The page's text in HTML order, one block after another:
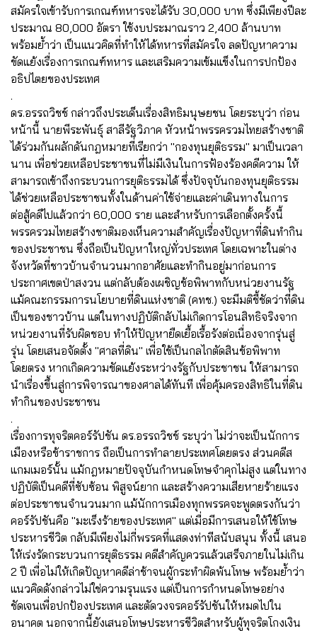
สมัครใจเข้ารับการเกณฑ์ทหารจะได้รับ 30,000 บาท ซึ่งมีเพียงปีละ
ประมาณ 80,000 อัตรา ใช้งบประมาณราว 2,400 ล้านบาท
พร้อมย้ำว่า เป็นแนวคิดที่ทำให้ได้ทหารที่สมัครใจ ลดปัญหาความ
ขัดแย้งเรื่องการเกณฑ์ทหาร และเสริมความเข้มแข็งในการปกป้อง
อธิปไตยของประเทศ
.
ดร.อรรถวิชช์ กล่าวถึงประเด็นเรื่องสิทธิมนุษยชน โดยระบุว่า ก่อน
หน้านี้ นายพีระพันธุ์ สาลีรัฐวิภาค หัวหน้าพรรครวมไทยสร้างชาติ
ได้ร่วมกันผลักดันกฎหมายที่เรียกว่า "กองทุนยุติธรรม" มาเป็นเวลา
นาน เพื่อช่วยเหลือประชาชนที่ไม่มีเงินในการฟ้องร้องคดีความ ให้
สามารถเข้าถึงกระบวนการยุติธรรมได้ ซึ่งปัจจุบันกองทุนยุติธรรม
ได้ช่วยเหลือประชาชนทั้งในด้านค่าใช้จ่ายและค่าเดินทางในการ
ต่อสู้คดีไปแล้วกว่า 60,000 ราย และสำหรับการเลือกตั้งครั้งนี้
พรรครวมไทยสร้างชาติมองเห็นความสำคัญเรื่องปัญหาที่ดินทำกิน
ของประชาชน ซึ่งถือเป็นปัญหาใหญ่ทั่วประเทศ โดยเฉพาะในต่าง
จังหวัดที่ชาวบ้านจำนวนมากอาศัยและทำกินอยู่มาก่อนการ
ประกาศเขตป่าสงวน แต่กลับต้องเผชิญข้อพิพาทกับหน่วยงานรัฐ
แม้คณะกรรมการนโยบายที่ดินแห่งชาติ (คทช.) จะมีมติชี้ชัดว่าที่ดิน
เป็นของชาวบ้าน แต่ในทางปฏิบัติกลับไม่เกิดการโอนสิทธิจริงจาก
หน่วยงานที่รับผิดชอบ ทำให้ปัญหายืดเยื้อเรื้อรังต่อเนื่องจากรุ่นสู่
รุ่น โดยเสนอจัดตั้ง "ศาลที่ดิน" เพื่อใช้เป็นกลไกตัดสินข้อพิพาท
โดยตรง หากเกิดความขัดแย้งระหว่างรัฐกับประชาชน ให้สามารถ
นำเรื่องขึ้นสู่การพิจารณาของศาลได้ทันที เพื่อคุ้มครองสิทธิในที่ดิน
ทำกินของประชาชน
.
เรื่องการทุจริตคอร์รัปชัน ดร.อรรถวิชช์ ระบุว่า ไม่ว่าจะเป็นนักการ
เมืองหรือข้าราชการ ถือเป็นการทำลายประเทศโดยตรง ส่วนคดีส
แกมเมอร์นั้น แม้กฎหมายปัจจุบันกำหนดโทษจำคุกไม่สูง แต่ในทาง
ปฏิบัติเป็นคดีที่ซับซ้อน พิสูจน์ยาก และสร้างความเสียหายร้ายแรง
ต่อประชาชนจำนวนมาก แม้นักการเมืองทุกพรรคจะพูดตรงกันว่า
คอร์รัปชันคือ "มะเร็งร้ายของประเทศ" แต่เมื่อมีการเสนอให้ใช้โทษ
ประหารชีวิต กลับมีเพียงไม่กี่พรรคที่แสดงท่าทีสนับสนุน ทั้งนี้ เสนอ
ให้เร่งรัดกระบวนการยุติธรรม คดีสำคัญควรแล้วเสร็จภายในไม่เกิน
2 ปี เพื่อไม่ให้เกิดปัญหาคดีล่าช้าจนผู้กระทำผิดพ้นโทษ พร้อมย้ำว่า
แนวคิดดังกล่าวไม่ใช่ความรุนแรง แต่เป็นการกำหนดโทษอย่าง
ชัดเจนเพื่อปกป้องประเทศ และตัดวงจรคอร์รัปชันให้หมดไปใน
อนาคต นอกจากนี้ยังเสนอโทษประหารชีวิตสำหรับผู้ทุจริตโกงเงิน